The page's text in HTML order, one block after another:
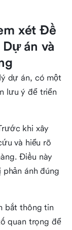
xét Đề
án và
dự án, có một
lưu ý để triển
khi xây
và hiểu rõ
Điều này
ánh đúng
bắt thông tin
quan trọng để